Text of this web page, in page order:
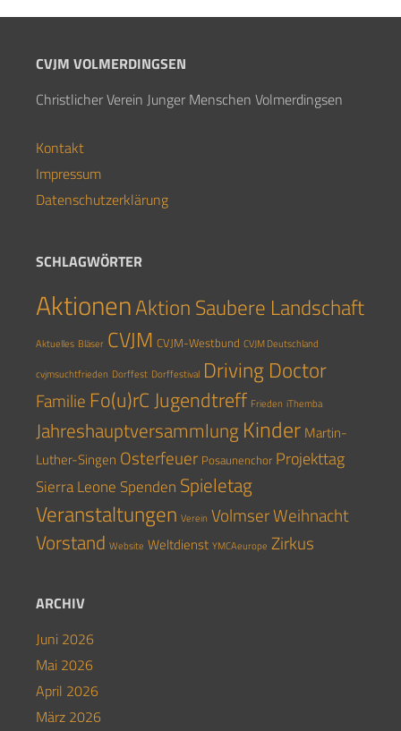
CVJM VOLMERDINGSEN
Christlicher Verein Junger Menschen Volmerdingsen
Kontakt
Impressum
Datenschutzerklärung
SCHLAGWÖRTER
AktionenAktion Saubere Landschaft
Aktuelles Bläser CVJM CVJM-Westbund CVJM Deutschland
cvjmsuchtfrieden Dorffest Dorffestival Driving Doctor
Familie Fo(u)rC Jugendtreff Frieden iThemba
JahreshauptversammlungKinder Martin-
Luther-Singen Osterfeuer Posaunenchor Projekttag
Sierra Leone Spenden Spieletag
Veranstaltungen Verein Volmser Weihnacht
Vorstand Website Weltdienst YMCAeurope Zirkus
ARCHIV
Juni 2026
Mai 2026
April 2026
März 2026